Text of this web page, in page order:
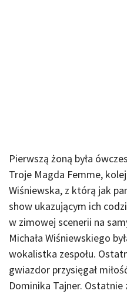
Pierwszą żoną była
Troje Magda Femme,
Wiśniewska, z którą jak
show ukazującym ich
w zimowej scenerii na
Michała Wiśniewskiego
wokalistka zespołu.
gwiazdor przysięgał
Dominika Tajner.